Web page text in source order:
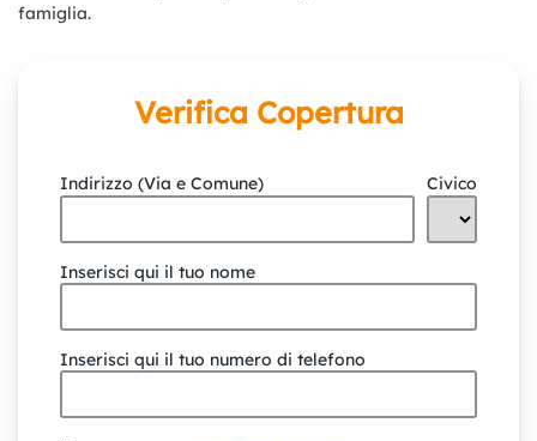
famiglia.
Verifica Copertura
Indirizzo (Via e Comune) Civico
Inserisci qui il tuo nome
Inserisci qui il tuo numero di telefono